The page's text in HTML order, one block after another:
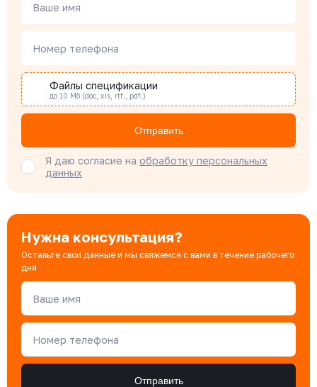
Наталья Гомонова
Бондарюк Евгения
Специалист отдела продаж
Ваше имя
Номер телефона
Файлы спецификации
до 10 Мб (doc, xis, rtf., pdf.)
Отправить
Я даю согласие на обработку персональных
данных
Нужна консультация?
Оставьте свои данные и мы свяжемся с вами в течение рабочего
дня
Ваше имя
Номер телефона
Отправить